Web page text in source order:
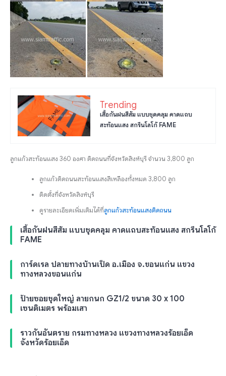
Trending
เสื้อกันฝนสีส้ม แบบชุดคลุม คาดแถบ
สะท้อนแสง สกรีนโลโก้ FAME
ลูกแก้วสะท้อนแสง 360 องศา ติดถนนที่จังหวัดสิงห์บุรี จำนวน 3,800 ลูก
ลูกแก้วติดถนนสะท้อนแสงสีเหลืองทั้งหมด 3,800 ลูก
ติดตั้งที่จังหวัดสิงห์บุรี
ดูรายละเอียดเพิ่มเติมได้ที่ลูกแก้วสะท้อนแสงติดถนน
เสื้อกันฝนสีส้ม แบบชุดคลุม คาดแถบสะท้อนแสง สกรีนโลโก้
FAME
การ์ดเรล ปลายทางบ้านเป็ด อ.เมือง จ.ขอนแก่น แขวง
ทางหลวงขอนแก่น
ป้ายซอยชุดใหญ่ ลายกนก GZ1/2 ขนาด 30 x 100
เซนติเมตร พร้อมเสา
ราวกันอันตราย กรมทางหลวง แขวงทางหลวงร้อยเอ็ด
จังหวัดร้อยเอ็ด